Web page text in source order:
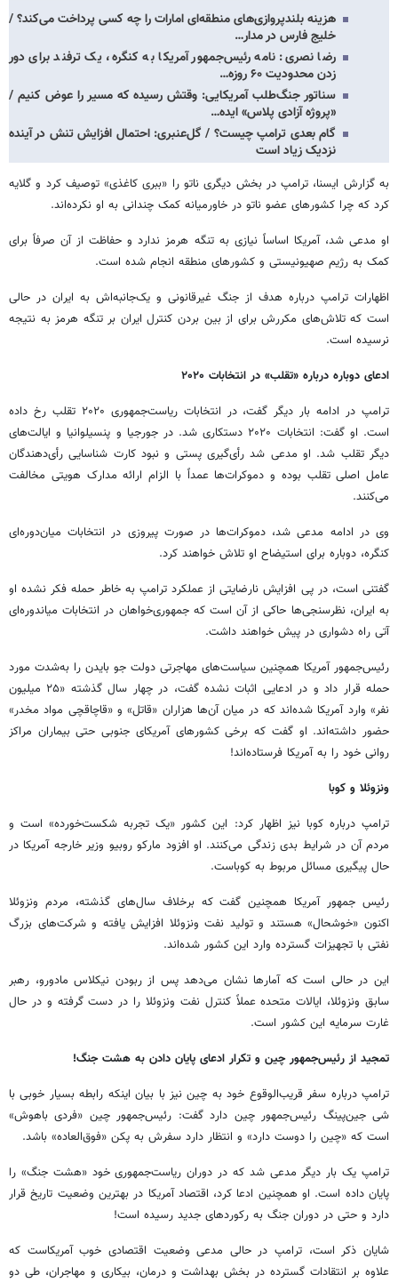
هزینه بلندپروازی‌های منطقه‌ای امارات را چه کسی پرداخت می‌کند؟ /
خلیج فارس در مدار…
رضا نصری: نامه رئیس‌جمهور آمریکا به کنگره، یک ترفند برای دور
زدن محدودیت ۶۰ روزه…
سناتور جنگ‌طلب آمریکایی: وقتش رسیده که مسیر را عوض کنیم /
«پروژه آزادی پلاس» ایده…
گام بعدی ترامپ چیست؟ / گل‌عنبری: احتمال افزایش تنش در آینده
نزدیک زیاد است
به گزارش ایسنا، ترامپ در بخش دیگری ناتو را «ببری کاغذی» توصیف کرد و گلایه
کرد که چرا کشورهای عضو ناتو در خاورمیانه کمک چندانی به او نکرده‌اند.
او مدعی شد، آمریکا اساساً نیازی به تنگه هرمز ندارد و حفاظت از آن صرفاً برای
کمک به رژیم صهیونیستی و کشورهای منطقه انجام شده است.
اظهارات ترامپ درباره هدف از جنگ غیرقانونی و یک‌جانبه‌اش به ایران در حالی
است که تلاش‌های مکررش برای از بین بردن کنترل ایران بر تنگه هرمز به نتیجه
نرسیده است.
ادعای دوباره درباره «تقلب» در انتخابات ۲۰۲۰
ترامپ در ادامه بار دیگر گفت، در انتخابات ریاست‌جمهوری ۲۰۲۰ تقلب رخ داده
است. او گفت: انتخابات ۲۰۲۰ دستکاری شد. در جورجیا و پنسیلوانیا و ایالت‌های
دیگر تقلب شد. او مدعی شد رأی‌گیری پستی و نبود کارت شناسایی رأی‌دهندگان
عامل اصلی تقلب بوده و دموکرات‌ها عمداً با الزام ارائه مدارک هویتی مخالفت
می‌کنند.
وی در ادامه مدعی شد، دموکرات‌ها در صورت پیروزی در انتخابات میان‌دوره‌ای
کنگره، دوباره برای استیضاح او تلاش خواهند کرد.
گفتنی است، در پی افزایش نارضایتی از عملکرد ترامپ به خاطر حمله فکر نشده او
به ایران، نظرسنجی‌ها حاکی از آن است که جمهوری‌خواهان در انتخابات میاندوره‌ای
آتی راه دشواری در پیش خواهند داشت.
رئیس‌جمهور آمریکا همچنین سیاست‌های مهاجرتی دولت جو بایدن را به‌شدت مورد
حمله قرار داد و در ادعایی اثبات نشده گفت، در چهار سال گذشته «۲۵ میلیون
نفر» وارد آمریکا شده‌اند که در میان آن‌ها هزاران «قاتل» و «قاچاقچی مواد مخدر»
حضور داشته‌اند. او گفت که برخی کشورهای آمریکای جنوبی حتی بیماران مراکز
روانی خود را به آمریکا فرستاده‌اند!
ونزوئلا و کوبا
ترامپ درباره کوبا نیز اظهار کرد: این کشور «یک تجربه شکست‌خورده» است و
مردم آن در شرایط بدی زندگی می‌کنند. او افزود مارکو روبیو وزیر خارجه آمریکا در
حال پیگیری مسائل مربوط به کوباست.
رئیس جمهور آمریکا همچنین گفت که برخلاف سال‌های گذشته، مردم ونزوئلا
اکنون «خوشحال» هستند و تولید نفت ونزوئلا افزایش یافته و شرکت‌های بزرگ
نفتی با تجهیزات گسترده وارد این کشور شده‌اند.
این در حالی است که آمارها نشان می‌دهد پس از ربودن نیکلاس مادورو، رهبر
سابق ونزوئلا، ایالات متحده عملاً کنترل نفت ونزوئلا را در دست گرفته و در حال
غارت سرمایه این کشور است.
تمجید از رئیس‌جمهور چین و تکرار ادعای پایان دادن به هشت جنگ!
ترامپ درباره سفر قریب‌الوقوع خود به چین نیز با بیان اینکه رابطه بسیار خوبی با
شی جین‌پینگ رئیس‌جمهور چین دارد گفت: رئیس‌جمهور چین «فردی باهوش»
است که «چین را دوست دارد» و انتظار دارد سفرش به پکن «فوق‌العاده» باشد.
ترامپ یک بار دیگر مدعی شد که در دوران ریاست‌جمهوری خود «هشت جنگ» را
پایان داده است. او همچنین ادعا کرد، اقتصاد آمریکا در بهترین وضعیت تاریخ قرار
دارد و حتی در دوران جنگ به رکوردهای جدید رسیده است!
شایان ذکر است، ترامپ در حالی مدعی وضعیت اقتصادی خوب آمریکاست که
علاوه بر انتقادات گسترده در بخش بهداشت و درمان، بیکاری و مهاجران، طی دو